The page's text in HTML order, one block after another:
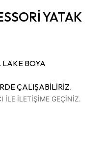
YATAK
LAKE BOYA
ÇALIŞABİLİRİZ.
İLE İLETİŞİME GEÇİNİZ.